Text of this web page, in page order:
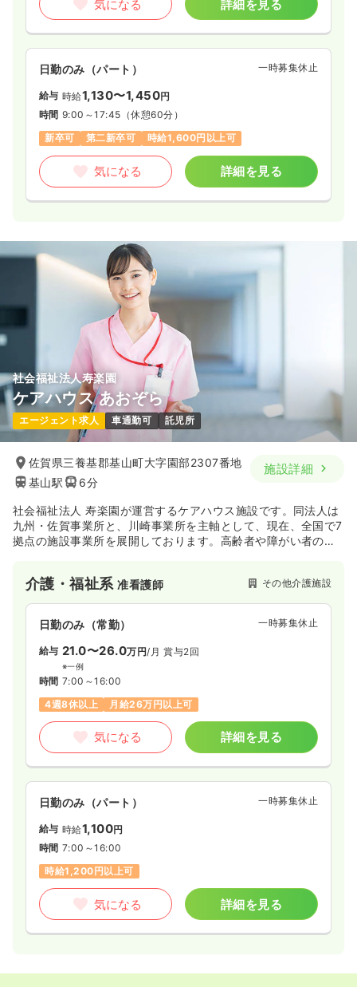
気になる 詳細を見る
日勤のみ（パート） 一時募集休止
給与 時給1,130〜1,450円
時間 9:00～17:45 （休憩60分）
新卒可
第二新卒可 時給1,600円以上可
気になる 詳細を見る
社会福祉法人寿楽園
ケアハウス あおぞら
エージェント求人 車通勤可 託児所
佐賀県三養基郡基山町大字園部2307番地
基山駅
6分
施設詳細
社会福祉法人 寿楽園が運営するケアハウス施設です。同法人は
九州・佐賀事業所と、川崎事業所を主軸として、現在、全国で7
拠点の施設事業所を展開しております。高齢者や障がい者の
います。
介護・福祉系准看護師 その他介護施設
日勤のみ（常勤） 一時募集休止
給与 21.0〜26.0万円/月 賞与2回
※一例
時間 7:00～16:00
4週8休以上
月給26万円以上可
気になる 詳細を見る
日勤のみ（パート） 一時募集休止
給与 時給1,100円
時間 7:00～16:00
時給1,200円以上可
気になる 詳細を見る